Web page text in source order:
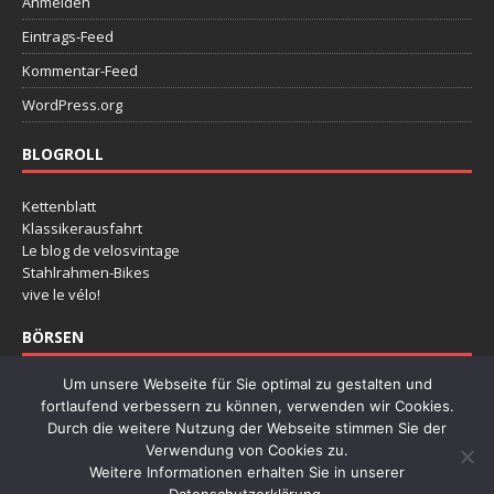
Eintrags-Feed
Kommentar-Feed
WordPress.org
BLOGROLL
Kettenblatt
Klassikerausfahrt
Le blog de velosvintage
Stahlrahmen-Bikes
vive le vélo!
BÖRSEN
Deutsche Rennradbörse
Klassikertage Hannover
Radklassiker Köln
Retro Fietsbeuers Dessel
Stalen Ros
Um unsere Webseite für Sie optimal zu gestalten und
fortlaufend verbessern zu können, verwenden wir Cookies.
Durch die weitere Nutzung der Webseite stimmen Sie der
Verwendung von Cookies zu.
Weitere Informationen erhalten Sie in unserer